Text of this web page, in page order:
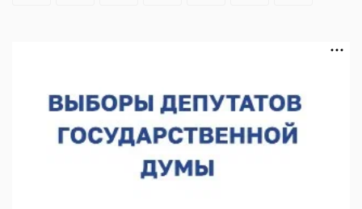
пожарного